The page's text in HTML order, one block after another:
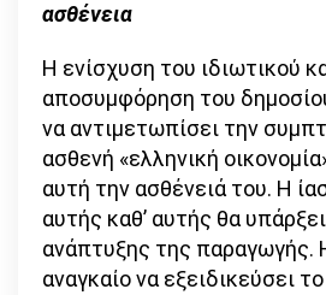
ασθένεια
Η ενίσχυση του ιδιωτικού
αποσυμφόρηση του
να αντιμετωπίσει την
ασθενή «ελληνική
αυτή την ασθένειά του. Η
αυτής καθ’ αυτής θα
ανάπτυξης της παραγωγής.
αναγκαίο να εξειδικεύσει